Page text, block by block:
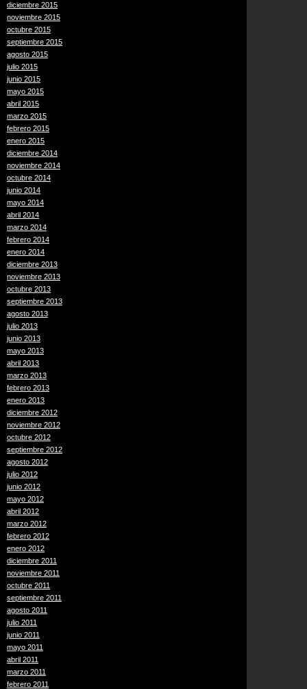
diciembre 2015
noviembre 2015
octubre 2015
septiembre 2015
agosto 2015
julio 2015
junio 2015
mayo 2015
abril 2015
marzo 2015
febrero 2015
enero 2015
diciembre 2014
noviembre 2014
octubre 2014
junio 2014
mayo 2014
abril 2014
marzo 2014
febrero 2014
enero 2014
diciembre 2013
noviembre 2013
octubre 2013
septiembre 2013
agosto 2013
julio 2013
junio 2013
mayo 2013
abril 2013
marzo 2013
febrero 2013
enero 2013
diciembre 2012
noviembre 2012
octubre 2012
septiembre 2012
agosto 2012
julio 2012
junio 2012
mayo 2012
abril 2012
marzo 2012
febrero 2012
enero 2012
diciembre 2011
noviembre 2011
octubre 2011
septiembre 2011
agosto 2011
julio 2011
junio 2011
mayo 2011
abril 2011
marzo 2011
febrero 2011